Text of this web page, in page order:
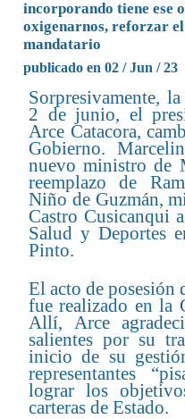
incorporando tiene ese
oxigenarnos, reforzar
mandatario
publicado en 02 / Jun / 23
Sorpresivamente,
2 de junio, el
Arce Catacora,
Gobierno.
nuevo ministro de
reemplazo de
Niño de Guzmán,
Castro Cusicanqui
Salud y Deportes
Pinto.
El acto de posesión
fue realizado en la
Allí, Arce
salientes por su
inicio de su
representantes
lograr los
carteras de Estado.